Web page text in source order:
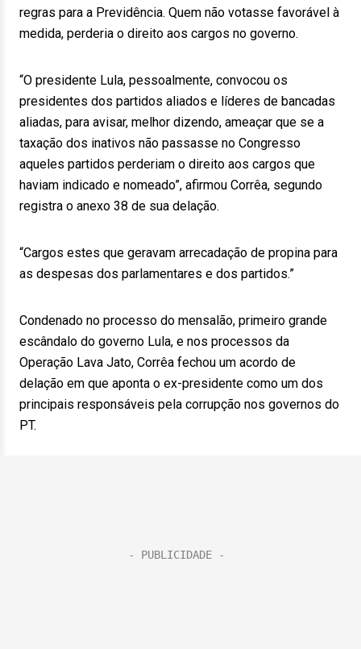
regras para a Previdência. Quem não votasse favorável à
medida, perderia o direito aos cargos no governo.
“O presidente Lula, pessoalmente, convocou os
presidentes dos partidos aliados e líderes de bancadas
aliadas, para avisar, melhor dizendo, ameaçar que se a
taxação dos inativos não passasse no Congresso
aqueles partidos perderiam o direito aos cargos que
haviam indicado e nomeado”, afirmou Corrêa, segundo
registra o anexo 38 de sua delação.
“Cargos estes que geravam arrecadação de propina para
as despesas dos parlamentares e dos partidos.”
Condenado no processo do mensalão, primeiro grande
escândalo do governo Lula, e nos processos da
Operação Lava Jato, Corrêa fechou um acordo de
delação em que aponta o ex-presidente como um dos
principais responsáveis pela corrupção nos governos do
PT.